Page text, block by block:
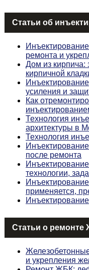
Статьи об
ремонта и
Дом из кирпича:
кирпичной
усиления и
Как
Технология
архитектуры в
Технология
после ремонта
технологии,
Инъектирование
применяется,
Статьи о ремонте
и укрепления